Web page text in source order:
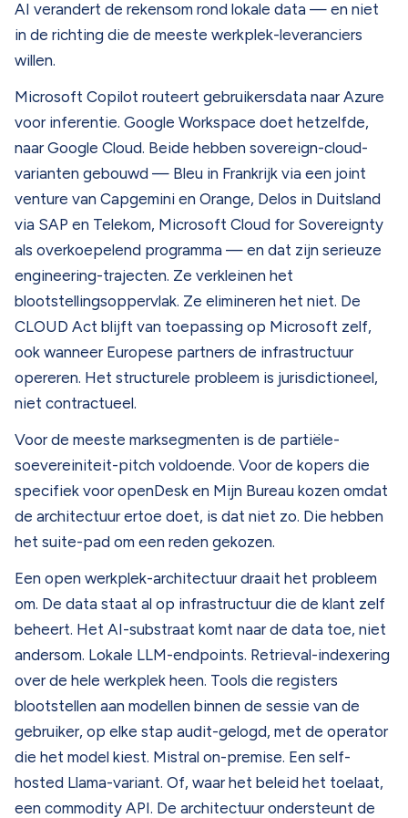
AI verandert de rekensom rond lokale data — en niet
in de richting die de meeste werkplek-leveranciers
willen.
Microsoft Copilot routeert gebruikersdata naar Azure
voor inferentie. Google Workspace doet hetzelfde,
naar Google Cloud. Beide hebben sovereign-cloud-
varianten gebouwd — Bleu in Frankrijk via een joint
venture van Capgemini en Orange, Delos in Duitsland
via SAP en Telekom, Microsoft Cloud for Sovereignty
als overkoepelend programma — en dat zijn serieuze
engineering-trajecten. Ze verkleinen het
blootstellingsoppervlak. Ze elimineren het niet. De
CLOUD Act blijft van toepassing op Microsoft zelf,
ook wanneer Europese partners de infrastructuur
opereren. Het structurele probleem is jurisdictioneel,
niet contractueel.
Voor de meeste marksegmenten is de partiële-
soevereiniteit-pitch voldoende. Voor de kopers die
specifiek voor openDesk en Mijn Bureau kozen omdat
de architectuur ertoe doet, is dat niet zo. Die hebben
het suite-pad om een reden gekozen.
Een open werkplek-architectuur draait het probleem
om. De data staat al op infrastructuur die de klant zelf
beheert. Het AI-substraat komt naar de data toe, niet
andersom. Lokale LLM-endpoints. Retrieval-indexering
over de hele werkplek heen. Tools die registers
blootstellen aan modellen binnen de sessie van de
gebruiker, op elke stap audit-gelogd, met de operator
die het model kiest. Mistral on-premise. Een self-
hosted Llama-variant. Of, waar het beleid het toelaat,
een commodity API. De architectuur ondersteunt de